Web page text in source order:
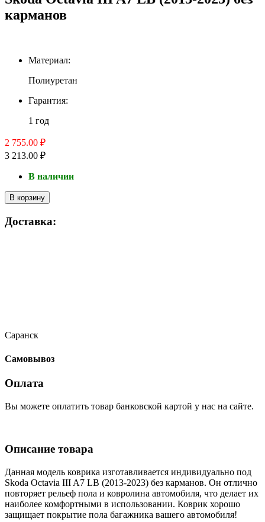
карманов
Материал:
Полиуретан
Гарантия:
1 год
2 755.00 ₽
3 213.00 ₽
В наличии
В корзину
Доставка:
Саранск
Самовывоз
Оплата
Вы можете оплатить товар банковской картой у нас на сайте.
Описание товара
Данная модель коврика изготавливается индивидуально под
Skoda Octavia III A7 LB (2013-2023) без карманов. Он отлично
повторяет рельеф пола и ковролина автомобиля, что делает их
наиболее комфортными в использовании. Коврик хорошо
защищает покрытие пола багажника вашего автомобиля!